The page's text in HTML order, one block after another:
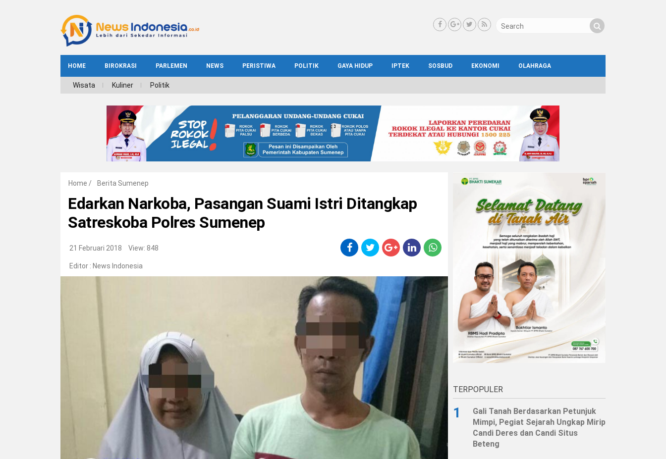
HOME BIROKRASI PARLEMEN NEWS PERISTIWA POLITIK GAYA HIDUP IPTEK SOSBUD EKONOMI OLAHRAGA
INDEKS BIROKRASI
Wisata Kuliner Politik
Home / Berita Sumenep
Edarkan Narkoba, Pasangan Suami Istri Ditangkap
Satreskoba Polres Sumenep
21 Februari 2018 View: 848
Editor : News Indonesia
TERPOPULER
1
Gali Tanah Berdasarkan Petunjuk
Mimpi, Pegiat Sejarah Ungkap Mirip
Candi Deres dan Candi Situs
Beteng